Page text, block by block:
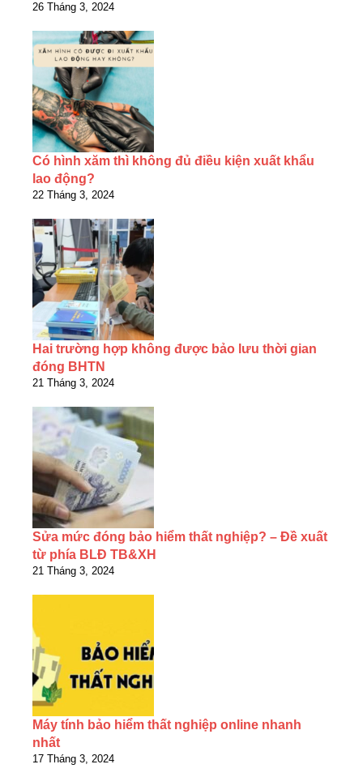
26 Tháng 3, 2024
Có hình xăm thì không đủ điều kiện xuất khẩu
lao động?
22 Tháng 3, 2024
Hai trường hợp không được bảo lưu thời gian
đóng BHTN
21 Tháng 3, 2024
Sửa mức đóng bảo hiểm thất nghiệp? – Đề xuất
từ phía BLĐ TB&XH
21 Tháng 3, 2024
Máy tính bảo hiểm thất nghiệp online nhanh
nhất
17 Tháng 3, 2024